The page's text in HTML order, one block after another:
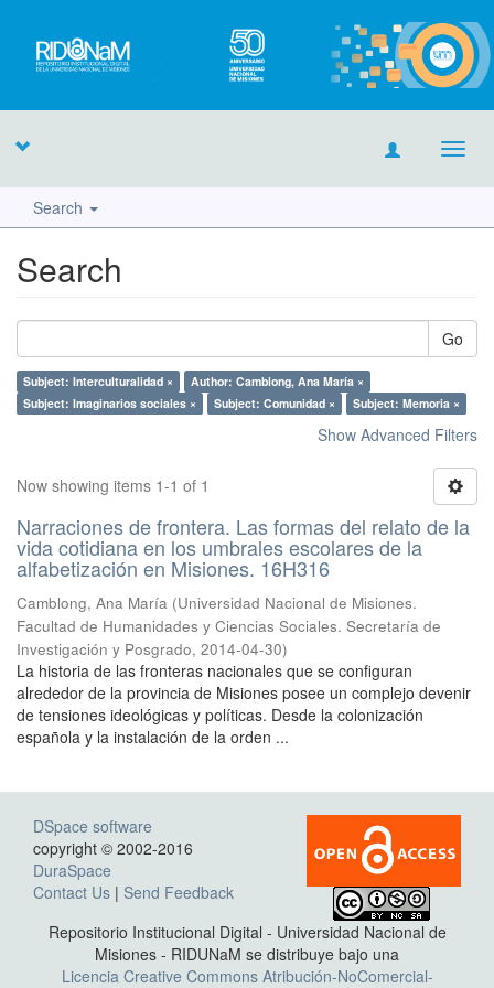
Search
Search
Go
Subject: Interculturalidad ×
Author: Camblong, Ana María ×
Subject: Imaginarios sociales ×
Subject: Comunidad × Subject: Memoria ×
Show Advanced Filters
Now showing items 1-1 of 1
Narraciones de frontera. Las formas del relato de la
vida cotidiana en los umbrales escolares de la
alfabetización en Misiones. 16H316
Camblong, Ana María (Universidad Nacional de Misiones.
Facultad de Humanidades y Ciencias Sociales. Secretaría de
Investigación y Posgrado, 2014-04-30)
La historia de las fronteras nacionales que se configuran
alrededor de la provincia de Misiones posee un complejo devenir
de tensiones ideológicas y políticas. Desde la colonización
española y la instalación de la orden ...
DSpace software
copyright © 2002-2016
DuraSpace
Contact Us | Send Feedback
Repositorio Institucional Digital - Universidad Nacional de
Misiones - RIDUNaM se distribuye bajo una
Licencia Creative Commons Atribución-NoComercial-